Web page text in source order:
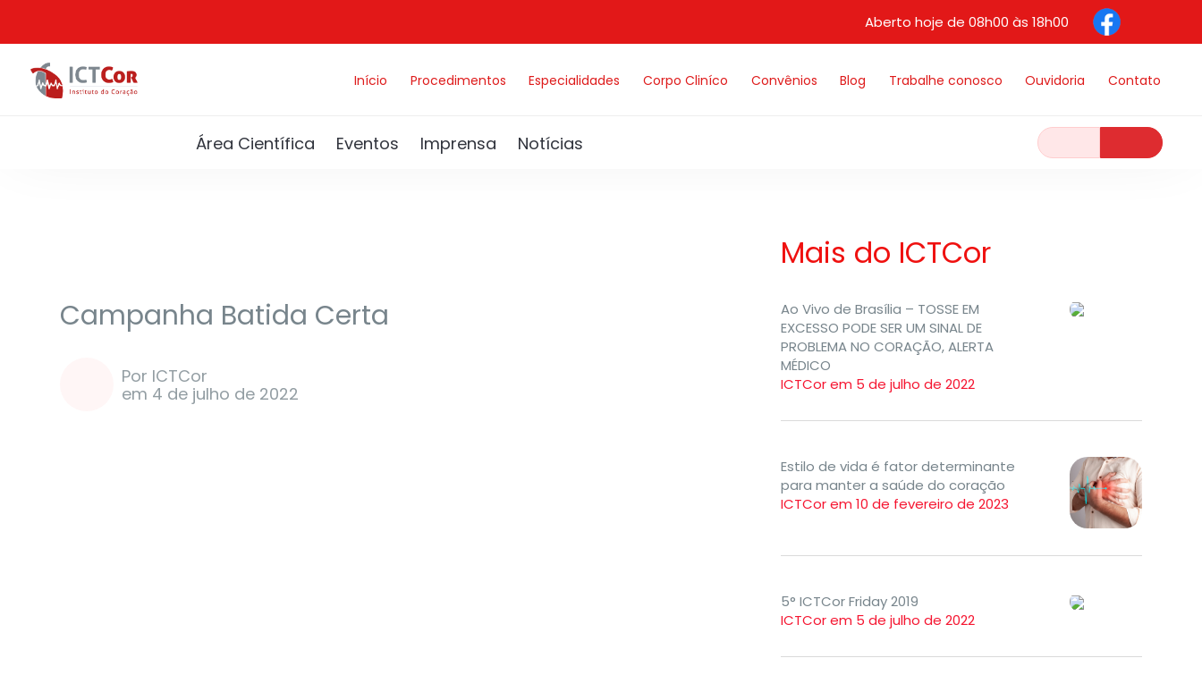
Aberto hoje de 08h00 às 18h00
Contato
Ouvidoria
Trabalhe conosco
Blog
Convênios
Corpo Cliníco
Especialidades
Procedimentos
Início
Área Científica Eventos Imprensa Notícias
Campanha Batida Certa
Por ICTCor
em 4 de julho de 2022
Mais do ICTCor
Ao Vivo de Brasília – TOSSE EM
EXCESSO PODE SER UM SINAL DE
PROBLEMA NO CORAÇÃO, ALERTA
MÉDICO
ICTCor em 5 de julho de 2022
Estilo de vida é fator determinante
para manter a saúde do coração
ICTCor em 10 de fevereiro de 2023
5° ICTCor Friday 2019
ICTCor em 5 de julho de 2022